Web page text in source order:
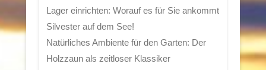
Lager einrichten: Worauf es für Sie ankommt
Silvester auf dem See!
Natürliches Ambiente für den Garten: Der
Holzzaun als zeitloser Klassiker